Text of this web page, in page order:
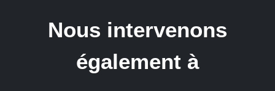
Nous intervenons
également à